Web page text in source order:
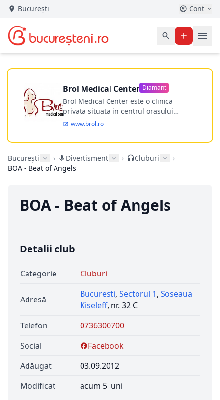
București Cont
Brol Medical Center Diamant
Brol Medical Center este o clinica
privata situata in centrul orasului
Timisoara avand o experienta de
Incepand din anul 2009 clinica isi
ultramodern.
www.brol.ro
București › Divertisment › Cluburi
›
BOA - Beat of Angels
BOA - Beat of Angels
Detalii club
Categorie Cluburi
Adresă
Bucuresti, Sectorul 1, Soseaua
Kiseleff, nr. 32 C
Telefon
0736300700
Social
Facebook
Adăugat
03.09.2012
Modificat
acum 5 luni